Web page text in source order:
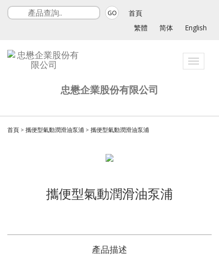
GO
首頁
繁體
简体 English
Toggle
忠懋企業股份有限公司
首頁 > 攜便型氣動潤滑油泵浦 > 攜便型氣動潤滑油泵浦
攜便型氣動潤滑油泵浦
產品描述